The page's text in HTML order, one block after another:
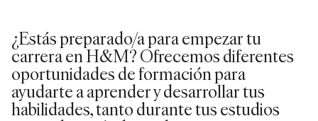
¿Estás preparado/a para empezar tu
carrera en H&M? Ofrecemos diferentes
oportunidades de formación para
ayudarte a aprender y desarrollar tus
habilidades, tanto durante tus estudios